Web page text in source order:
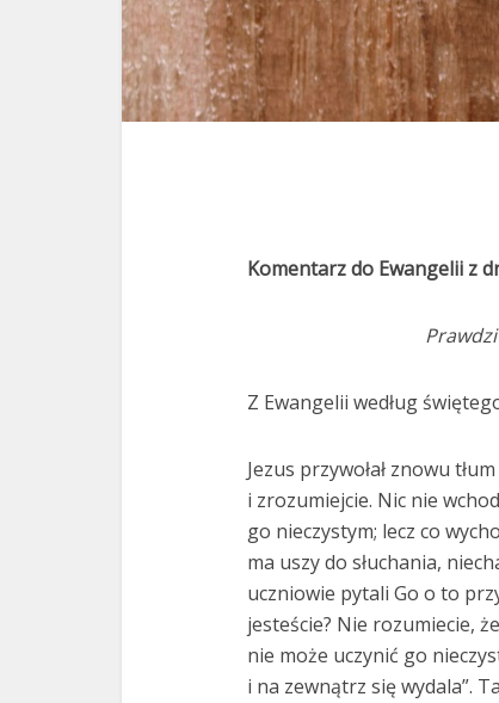
Komentarz do Ewangelii z
Z Ewangelii według
Jezus przywołał znowu
i zrozumiejcie. Nic nie
go nieczystym; lecz co
ma uszy do słuchania,
uczniowie pytali Go o to
jesteście? Nie rozumiecie,
nie może uczynić go
i na zewnątrz się wydala”.